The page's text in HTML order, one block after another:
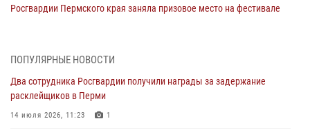
Росгвардии Пермского края заняла призовое место на фестивале
юных спортсменов
03 августа 2026, 10:59
ПОПУЛЯРНЫЕ НОВОСТИ
Два сотрудника Росгвардии получили награды за задержание
расклейщиков в Перми
14 июля 2026, 11:23 1